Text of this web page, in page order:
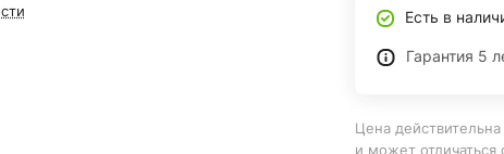
Есть в
Гарантия 5
Цена
и может отличаться